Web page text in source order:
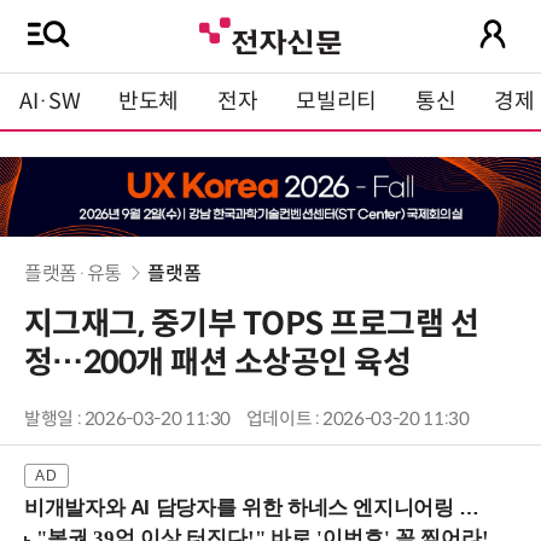
AI·SW 반도체 전자 모빌리티 통신 경제
플랫폼·유통 플랫폼
지그재그, 중기부 TOPS 프로그램 선
정…200개 패션 소상공인 육성
발행일 : 2026-03-20 11:30 업데이트 : 2026-03-20 11:30
비개발자와 AI 담당자를 위한 하네스 엔지니어링 입문과정 (8/20 신논현역)